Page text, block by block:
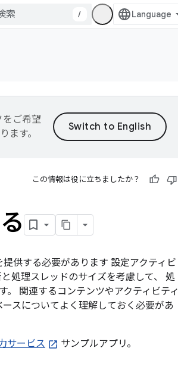
/
ご希望
ます。
この情報は役に立ちましたか？
供する必要があります 設定アクティビ
処理スレッドのサイズを考慮して、 処
関連するコンテンツやアクティビティ
スについてよく理解しておく必要があ
サービス サンプルアプリ。